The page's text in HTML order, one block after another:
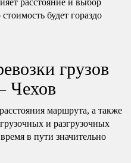
расстояние и выбор
будет гораздо
грузов
Чехов
маршрута, а также
и разгрузочных
в пути значительно